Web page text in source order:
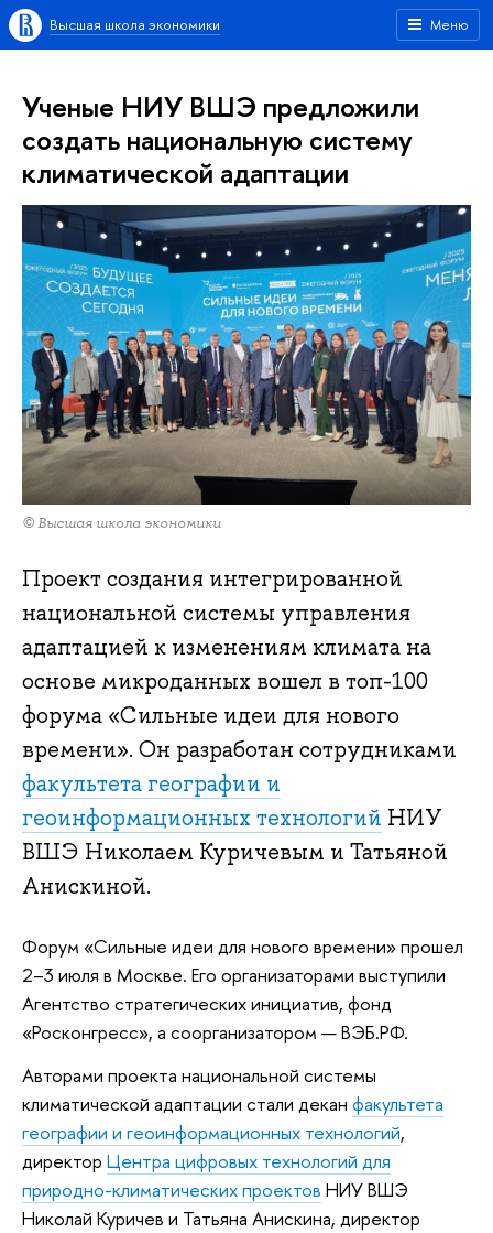
Меню
Высшая школа экономики
Ученые НИУ ВШЭ предложили
создать национальную систему
климатической адаптации
© Высшая школа экономики
Проект создания интегрированной
национальной системы управления
адаптацией к изменениям климата на
основе микроданных вошел в топ-100
форума «Сильные идеи для нового
времени». Он разработан сотрудниками
факультета географии и
геоинформационных технологий НИУ
ВШЭ Николаем Куричевым и Татьяной
Анискиной.
Форум «Сильные идеи для нового времени» прошел
2–3 июля в Москве. Его организаторами выступили
Агентство стратегических инициатив, фонд
«Росконгресс», а соорганизатором — ВЭБ.РФ.
Авторами проекта национальной системы
климатической адаптации стали декан факультета
географии и геоинформационных технологий,
директор Центра цифровых технологий для
природно-климатических проектов НИУ ВШЭ
Николай Куричев и Татьяна Анискина, директор